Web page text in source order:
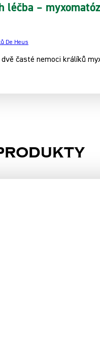
léčba –
De Heus
časté nemoci králíků